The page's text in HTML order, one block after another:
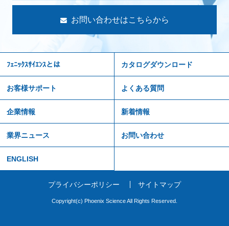
お問い合わせはこちらから
ﾌｪﾆｯｸｽｻｲｴﾝｽとは カタログダウンロード
お客様サポート よくある質問
企業情報 新着情報
業界ニュース お問い合わせ
ENGLISH
プライバシーポリシー サイトマップ
Copyright(c) Phoenix Science All Rights Reserved.